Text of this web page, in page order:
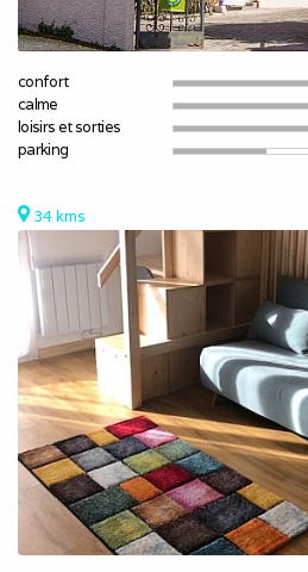
confort
calme
loisirs et sorties
parking
34 kms